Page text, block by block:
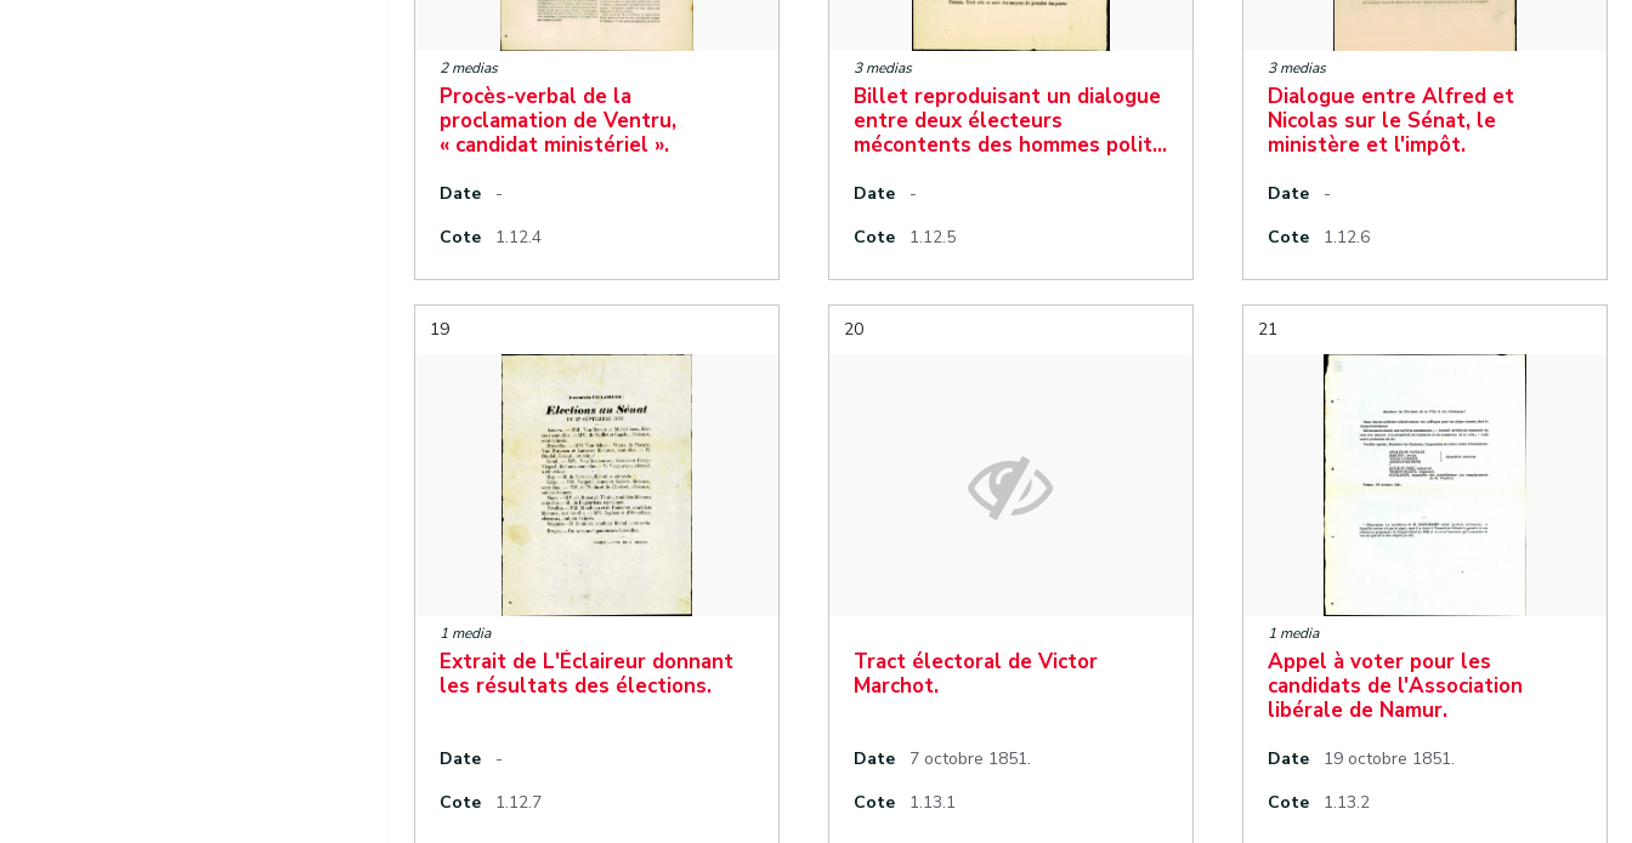
2 medias
Procès-verbal de la
proclamation de Ventru,
« candidat ministériel ».
Date
-
Cote
1.12.4
3 medias
Billet reproduisant un dialogue
entre deux électeurs
mécontents des hommes polit…
Date
-
Cote
1.12.5
3 medias
Dialogue entre Alfred et
Nicolas sur le Sénat, le
ministère et l'impôt.
Date
-
Cote
1.12.6
19
1 media
Extrait de L'Éclaireur donnant
les résultats des élections.
Date
-
Cote
1.12.7
20
Tract électoral de Victor
Marchot.
Date
7 octobre 1851.
Cote
1.13.1
21
1 media
Appel à voter pour les
candidats de l'Association
libérale de Namur.
Date
19 octobre 1851.
Cote
1.13.2